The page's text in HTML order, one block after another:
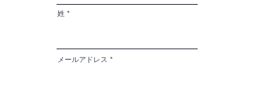
姓
メールアドレス